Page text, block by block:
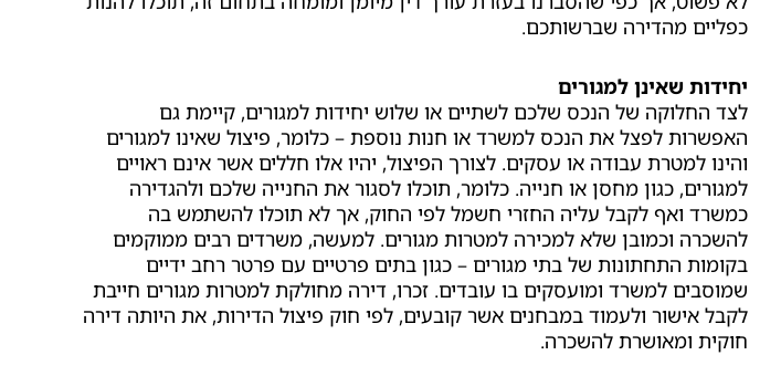
כפליים מהדירה שברשותכם.
יחידות שאינן למגורים
לצד החלוקה של הנכס שלכם לשתיים או שלוש יחידות למגורים, קיימת גם
האפשרות לפצל את הנכס למשרד או חנות נוספת – כלומר, פיצול שאינו למגורים
והינו למטרת עבודה או עסקים. לצורך הפיצול, יהיו אלו חללים אשר אינם ראויים
למגורים, כגון מחסן או חנייה. כלומר, תוכלו לסגור את החנייה שלכם ולהגדירה
כמשרד ואף לקבל עליה החזרי חשמל לפי החוק, אך לא תוכלו להשתמש בה
להשכרה וכמובן שלא למכירה למטרות מגורים. למעשה, משרדים רבים ממוקמים
בקומות התחתונות של בתי מגורים – כגון בתים פרטיים עם פרטר רחב ידיים
שמוסבים למשרד ומועסקים בו עובדים. זכרו, דירה מחולקת למטרות מגורים חייבת
לקבל אישור ולעמוד במבחנים אשר קובעים, לפי חוק פיצול הדירות, את היותה דירה
חוקית ומאושרת להשכרה.